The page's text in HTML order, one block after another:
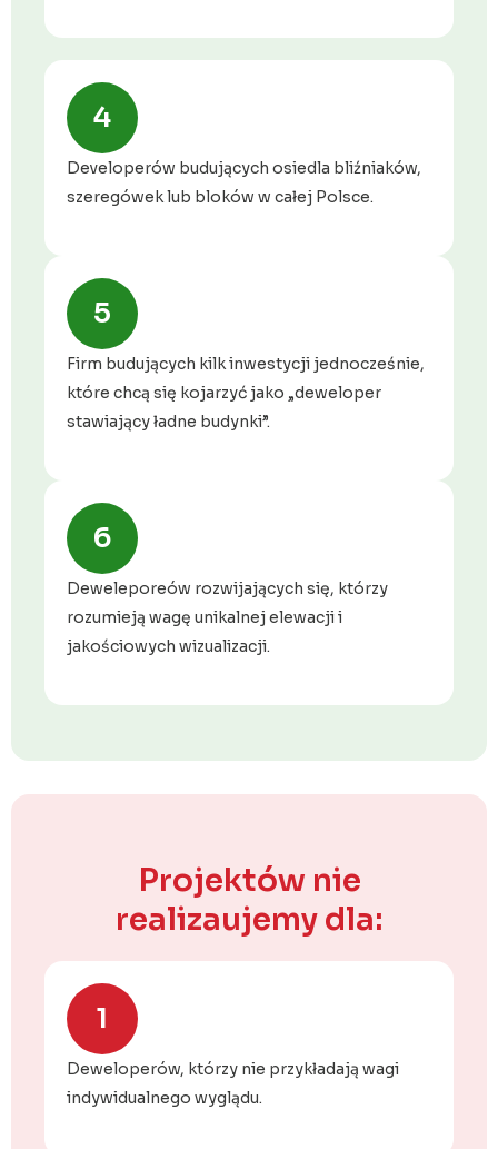
4
Developerów budujących osiedla bliźniaków,
szeregówek lub bloków w całej Polsce.
5
Firm budujących kilk inwestycji jednocześnie,
które chcą się kojarzyć jako „deweloper
stawiający ładne budynki”.
6
Deweleporeów rozwijających się, którzy
rozumieją wagę unikalnej elewacji i
jakościowych wizualizacji.
Projektów nie
realizaujemy dla:
1
Deweloperów, którzy nie przykładają wagi
indywidualnego wyglądu.